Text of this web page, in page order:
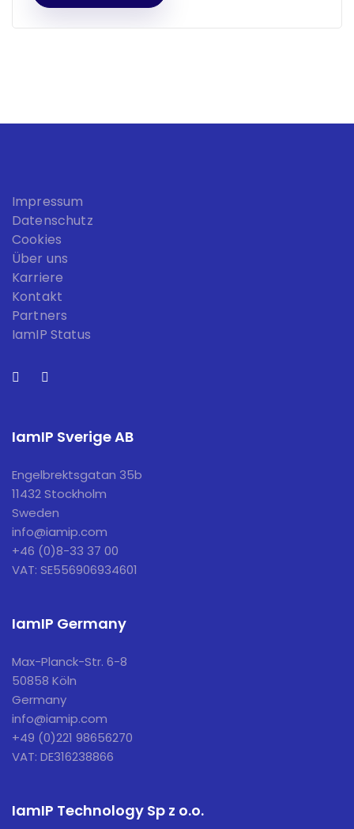
Impressum
Datenschutz
Cookies
Über uns
Karriere
Kontakt
Partners
IamIP Status
IamIP Sverige AB
Engelbrektsgatan 35b
11432 Stockholm
Sweden
info@iamip.com
+46 (0)8-33 37 00
VAT: SE556906934601
IamIP Germany
Max-Planck-Str. 6-8
50858 Köln
Germany
info@iamip.com
+49 (0)221 98656270
VAT: DE316238866
IamIP Technology Sp z o.o.